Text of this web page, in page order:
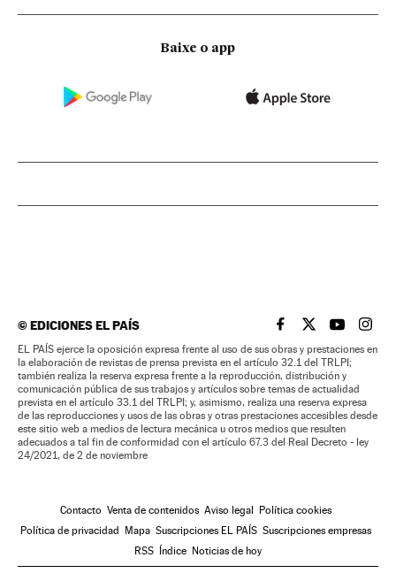
Baixe o app
©EDICIONES EL PAÍS EL PAÍS BRASIL EN
EL PAÍSEL PAÍS
EL
EL PAÍS ejerce la oposición expresa frente al uso de sus obras y prestaciones en
la elaboración de revistas de prensa prevista en el artículo 32.1 del TRLPI;
también realiza la reserva expresa frente a la reproducción, distribución y
comunicación pública de sus trabajos y artículos sobre temas de actualidad
prevista en el artículo 33.1 del TRLPI; y, asimismo, realiza una reserva expresa
de las reproducciones y usos de las obras y otras prestaciones accesibles desde
este sitio web a medios de lectura mecánica u otros medios que resulten
adecuados a tal fin de conformidad con el artículo 67.3 del Real Decreto - ley
24/2021, de 2 de noviembre
Contacto Venta de contenidos Aviso legal
Política cookies
Política de privacidad
Mapa Suscripciones EL PAÍS Suscripciones empresas
RSS
Índice Noticias de hoy